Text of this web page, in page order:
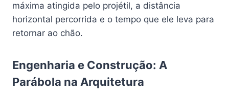
máxima atingida pelo projétil, a distância
horizontal percorrida e o tempo que ele leva para
retornar ao chão.
Engenharia e Construção: A
Parábola na Arquitetura